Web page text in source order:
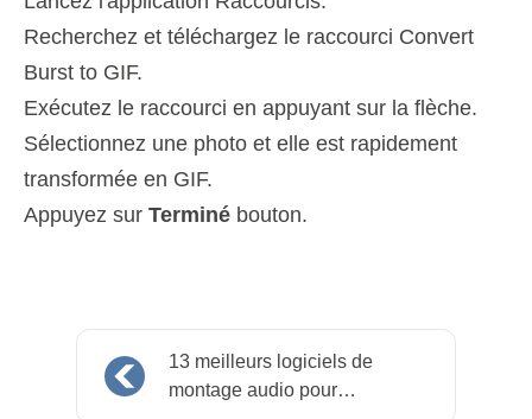
Recherchez et téléchargez le raccourci Convert
Burst to GIF.
Exécutez le raccourci en appuyant sur la flèche.
Sélectionnez une photo et elle est rapidement
transformée en GIF.
Appuyez sur Terminé bouton.
13 meilleurs logiciels de
montage audio pour